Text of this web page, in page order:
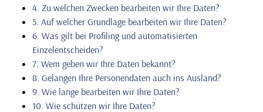
4. Zu welchen Zwecken bearbeiten wir Ihre Daten?
5. Auf welcher Grundlage bearbeiten wir Ihre Daten?
6. Was gilt bei Profiling und automatisierten
Einzelentscheiden?
7. Wem geben wir Ihre Daten bekannt?
8. Gelangen Ihre Personendaten auch ins Ausland?
9. Wie lange bearbeiten wir Ihre Daten?
10. Wie schützen wir Ihre Daten?